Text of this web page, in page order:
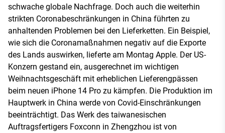
schwache globale Nachfrage. Doch auch die weiterhin
strikten Coronabeschränkungen in China führten zu
anhaltenden Problemen bei den Lieferketten. Ein Beispiel,
wie sich die Coronamaßnahmen negativ auf die Exporte
des Lands auswirken, lieferte am Montag Apple. Der US-
Konzern gestand ein, ausgerechnet im wichtigen
Weihnachtsgeschäft mit erheblichen Lieferengpässen
beim neuen iPhone 14 Pro zu kämpfen. Die Produktion im
Hauptwerk in China werde von Covid-Einschränkungen
beeinträchtigt. Das Werk des taiwanesischen
Auftragsfertigers Foxconn in Zhengzhou ist von